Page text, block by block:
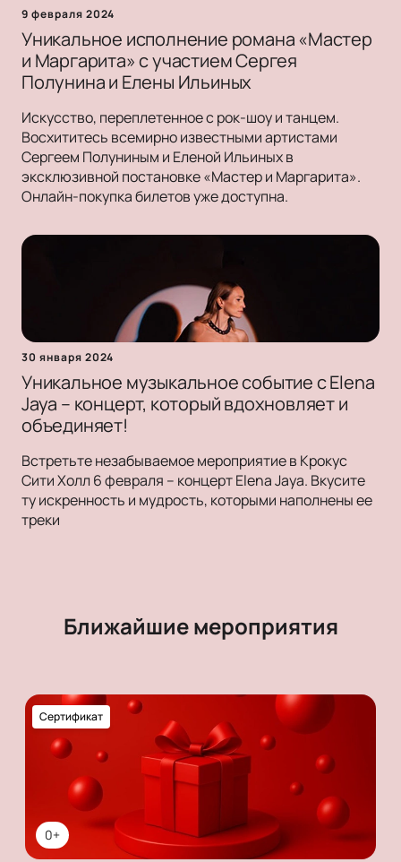
9 февраля 2024
Уникальное исполнение романа «Мастер
и Маргарита» с участием Сергея
Полунина и Елены Ильиных
Искусство, переплетенное с рок-шоу и танцем.
Восхититесь всемирно известными артистами
Сергеем Полуниным и Еленой Ильиных в
эксклюзивной постановке «Мастер и Маргарита».
Онлайн-покупка билетов уже доступна.
30 января 2024
Уникальное музыкальное событие с Elena
Jaya – концерт, который вдохновляет и
объединяет!
Встретьте незабываемое мероприятие в Крокус
Сити Холл 6 февраля – концерт Elena Jaya. Вкусите
ту искренность и мудрость, которыми наполнены ее
треки
Ближайшие мероприятия
0+
Сертификат